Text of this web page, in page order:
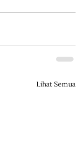
Lihat Semua